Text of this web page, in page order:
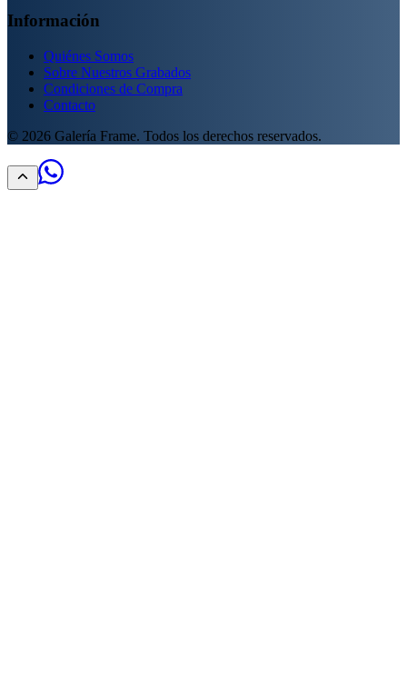
Información
Quiénes Somos
Sobre Nuestros Grabados
Condiciones de Compra
Contacto
© 2026 Galería Frame. Todos los derechos reservados.